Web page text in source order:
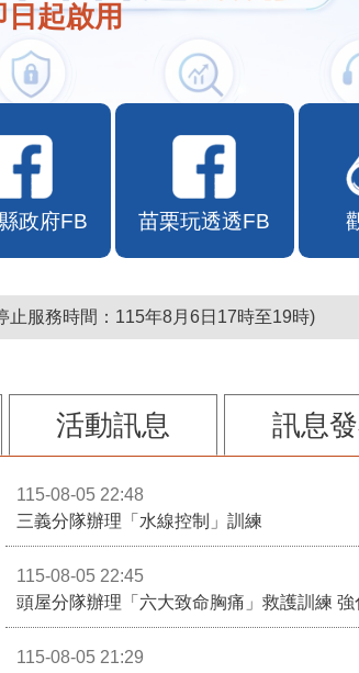
日起啟用
政府FB 苗栗玩透透FB
止服務時間：115年8月6日17時至19時)
活動訊息 訊息
115-08-05 22:48
三義分隊辦理「水線控制」訓練
115-08-05 22:45
頭屋分隊辦理「六大致命胸痛」救護訓練
115-08-05 21:29